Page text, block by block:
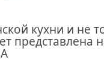
кухни и не
представлена